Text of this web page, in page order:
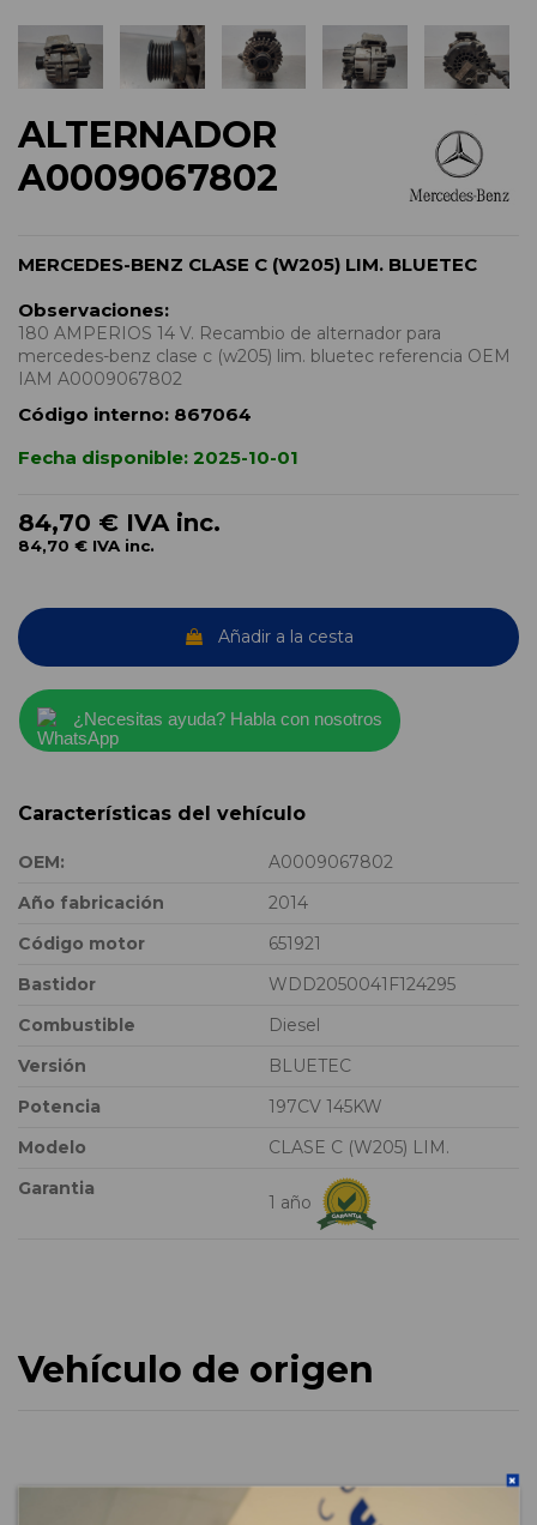
ALTERNADOR
A0009067802
MERCEDES-BENZ CLASE C (W205) LIM. BLUETEC
Observaciones:
180 AMPERIOS 14 V. Recambio de alternador para
mercedes-benz clase c (w205) lim. bluetec referencia OEM
IAM A0009067802
Código interno: 867064
Fecha disponible: 2025-10-01
84,70 € IVA inc.
84,70 € IVA inc.
Añadir a la cesta
¿Necesitas ayuda? Habla con nosotros
Características del vehículo
OEM:
A0009067802
Año fabricación
2014
Código motor
651921
Bastidor
WDD2050041F124295
Combustible
Diesel
Versión
BLUETEC
Potencia
197CV 145KW
Modelo
CLASE C (W205) LIM.
Garantia
1 año
Vehículo de origen